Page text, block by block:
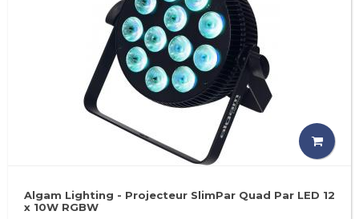
Algam Lighting - Projecteur SlimPar Quad Par LED 12
x 10W RGBW